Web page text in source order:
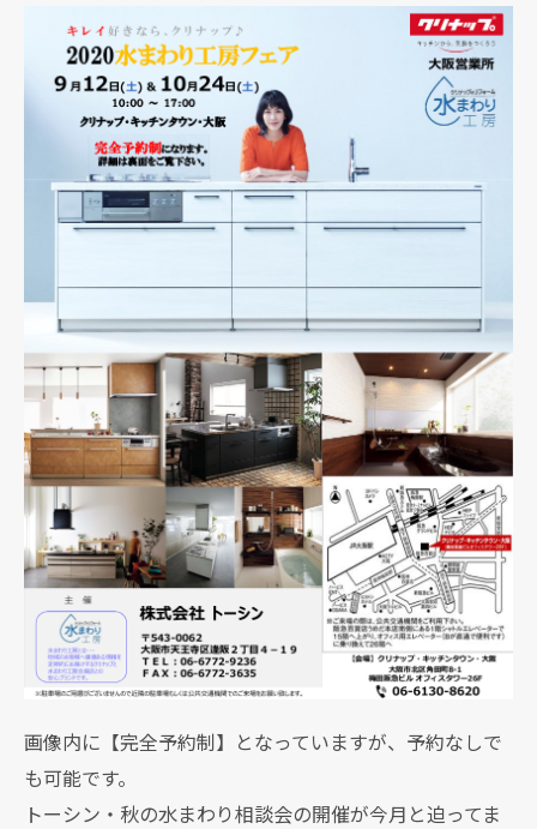
画像内に【完全予約制】となっていますが、予約なしで
も可能です。
トーシン・秋の水まわり相談会の開催が今月と迫ってま